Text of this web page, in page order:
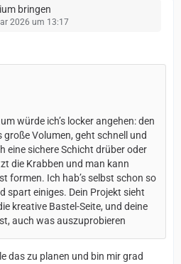
bringen
2026 um 13:17
würde ich’s locker angehen: den
Volumen, geht schnell und
eine sichere Schicht drüber oder
die Krabben und man kann
formen. Ich hab’s selbst schon so
spart einiges. Dein Projekt sieht
kreative Bastel-Seite, und deine
auch was auszuprobieren
das zu planen und bin mir grad